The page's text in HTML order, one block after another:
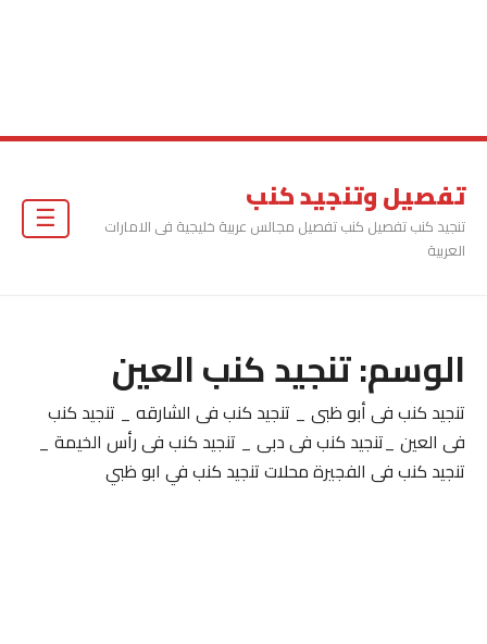
تفصيل وتنجيد كنب
تنجيد كنب تفصيل كنب تفصيل مجالس عربية خليجية فى الامارات
العربية
الوسم:تنجيد كنب العين
تنجيد كنب فى أبو ظبى _ تنجيد كنب فى الشارقه _ تنجيد كنب
فى العين _تنجيد كنب فى دبى _ تنجيد كنب فى رأس الخيمة _
تنجيد كنب فى الفجيرة محلات تنجيد كنب في ابو ظبي